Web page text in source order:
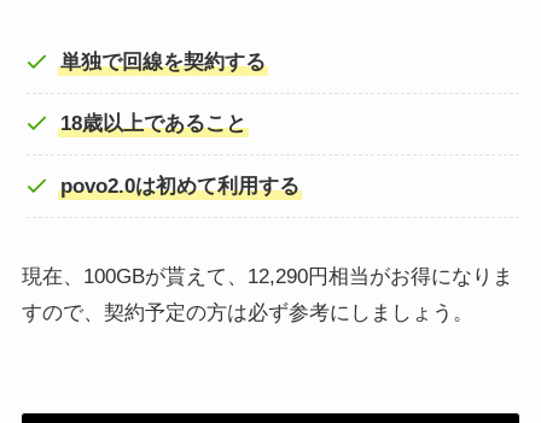
単独で回線を契約する
18歳以上であること
povo2.0は初めて利用する
現在、100GBが貰えて、12,290円相当がお得になりま
すので、契約予定の方は必ず参考にしましょう。